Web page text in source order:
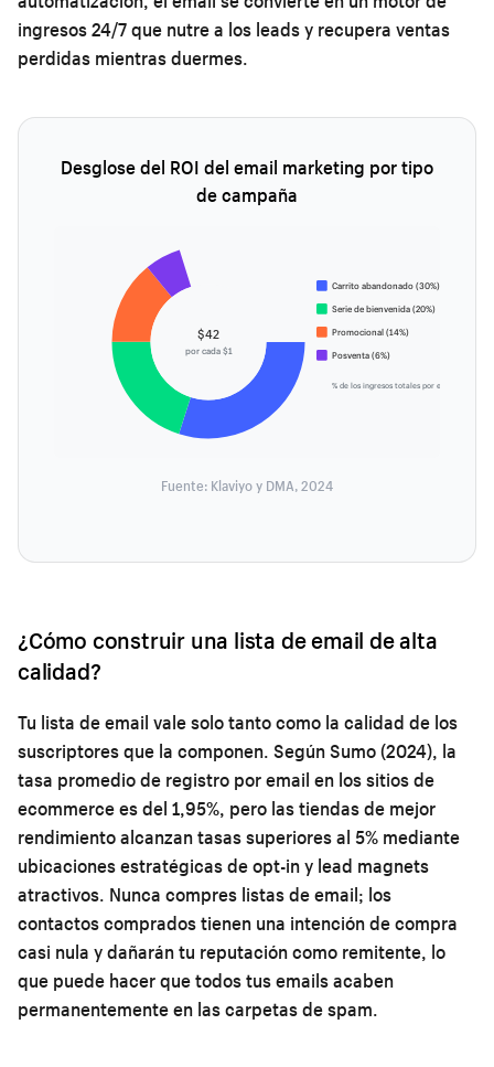
ingresos 24/7 que nutre a los leads y recupera ventas
perdidas mientras duermes.
Desglose del ROI del email marketing por tipo
de campaña
$42
por cada $1
Carrito abandonado (30%)
Serie de bienvenida (20%)
Promocional (14%)
Posventa (6%)
% de los ingresos totales por email
Fuente: Klaviyo y DMA, 2024
¿Cómo construir una lista de email de alta
calidad?
Tu lista de email vale solo tanto como la calidad de los
suscriptores que la componen. Según Sumo (2024), la
tasa promedio de registro por email en los sitios de
ecommerce es del 1,95%, pero las tiendas de mejor
rendimiento alcanzan tasas superiores al 5% mediante
ubicaciones estratégicas de opt-in y lead magnets
atractivos. Nunca compres listas de email; los
contactos comprados tienen una intención de compra
casi nula y dañarán tu reputación como remitente, lo
que puede hacer que todos tus emails acaben
permanentemente en las carpetas de spam.